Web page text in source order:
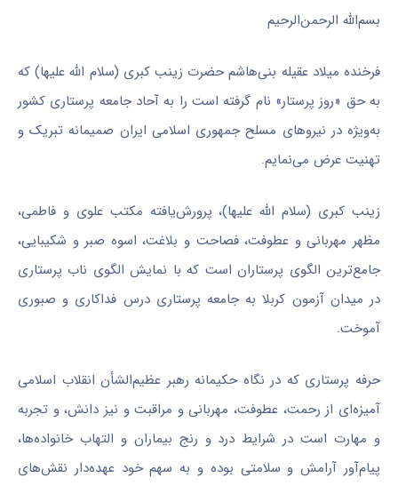
بسم‌الله الرحمن‌الرحیم
فرخنده میلادعقیله بنی‌هاشم حضرت زینب کبری (سلام الله علیها) که
به حق «روز پرستار» نام گرفته است را به آحاد جامعه پرستاری کشور
به‌ویژه در نیروهای مسلح جمهوری اسلامی ایران صمیمانه تبریکو
تهنیت عرض می‌نمایم.
زینب کبری (سلام الله علیها)، پرورش‌یافته مکتب علوی و فاطمی،
مظهر مهربانی و عطوفت، فصاحت و بلاغت، اسوه صبر و شکیبایی،
جامع‌ترین الگوی پرستاران است که با نمایشالگوی ناب پرستاری
در میدان آزمون کربلا به جامعه پرستاریدرس فداکاری و صبوری
آموخت.
حرفه پرستاری که در نگاه حکیمانه رهبر عظیم‌الشأن انقلاب اسلامی
آمیزه‌ای از رحمت، عطوفت، مهربانی و مراقبت و نیز دانش، و تجربه
و مهارت است در شرایط درد و رنج بیماران و التهاب خانواده‌ها،
پیام‌آور آرامش و سلامتی بوده و به سهم خود عهده‌دار نقش‌های